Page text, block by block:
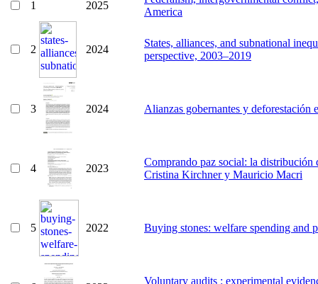
1 2025
America
2 2024
States, alliances, and subnational
perspective, 2003–2019
3 2024 Alianzas gobernantes y deforestación
4 2023
Comprando paz social: la distribución
Cristina Kirchner y Mauricio Macri
5 2022 Buying stones: welfare spending and
Voluntary audits : experimental